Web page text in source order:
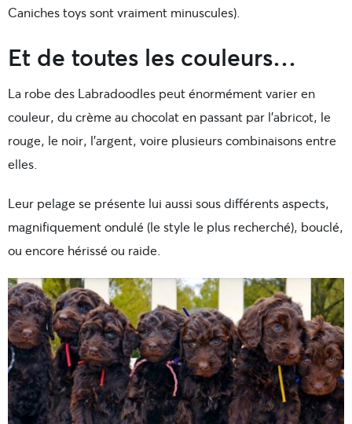
Caniches toys sont vraiment minuscules).
Et de toutes les couleurs…
La robe des Labradoodles peut énormément varier en
couleur, du crème au chocolat en passant par l’abricot, le
rouge, le noir, l’argent, voire plusieurs combinaisons entre
elles.
Leur pelage se présente lui aussi sous différents aspects,
magnifiquement ondulé (le style le plus recherché), bouclé,
ou encore hérissé ou raide.